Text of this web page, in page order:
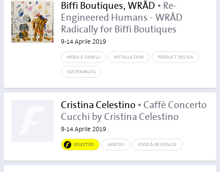
Biffi Boutiques, WRÅD • Re-
Engineered Humans - WRÅD
Radically for Biffi Boutiques
9-14 Aprile 2019
MODA E GIOIELLI INSTALLAZIONI PRODUCT DESIGN
SOSTENIBILITÀ
Cristina Celestino • Caffè Concerto
Cucchi by Cristina Celestino
9-14 Aprile 2019
SELECTED ARREDO FOOD & BEVERAGE